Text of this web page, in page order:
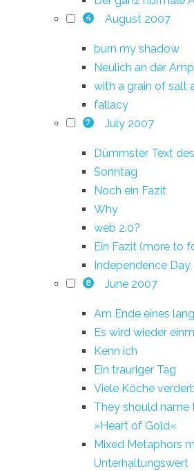
4 August 2007
burn my shadow
Neulich an der
with a grain of salt
fallacy
7 July 2007
Dümmster Text
Sonntag
Noch ein Fazit
Why
web 2.0?
Ein Fazit (more to
Independence Day
8 June 2007
Am Ende eines
Es wird wieder
Kenn ich
Ein trauriger Tag
Viele Köche
They should name
»Heart of Gold«
Mixed Metaphors
Unterhaltungswert